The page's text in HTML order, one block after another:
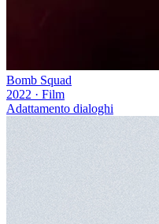
Bomb Squad
2022 · Film
Adattamento dialoghi